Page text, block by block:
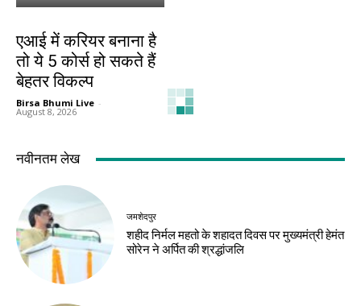
एआई में करियर बनाना है
तो ये 5 कोर्स हो सकते हैं
बेहतर विकल्प
Birsa Bhumi Live -
August 8, 2026
नवीनतम लेख
जमशेदपुर
शहीद निर्मल महतो के शहादत दिवस पर मुख्यमंत्री हेमंत
सोरेन ने अर्पित की श्रद्धांजलि